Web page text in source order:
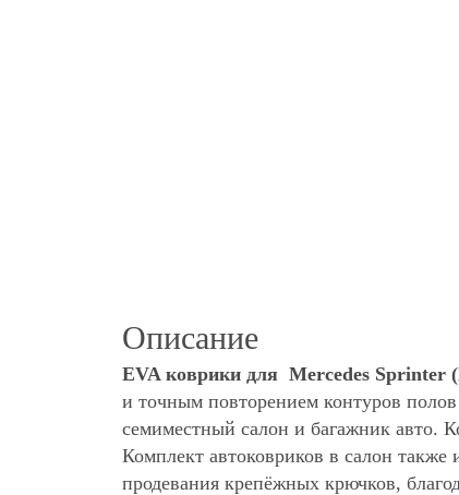
Описание
EVA коврики для Mercedes Sprinter
и точным повторением контуров
семиместный салон и багажник авто.
Комплект автоковриков в салон
продевания крепёжных крючков,